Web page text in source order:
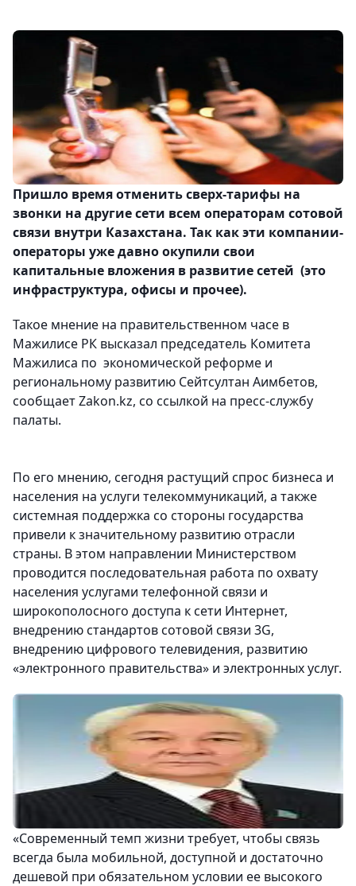
Пришло время отменить сверх-тарифы на
звонки на другие сети всем операторам сотовой
связи внутри Казахстана. Так как эти компании-
операторы уже давно окупили свои
капитальные вложения в развитие сетей (это
инфраструктура, офисы и прочее).
Такое мнение на правительственном часе в
Мажилисе РК высказал председатель Комитета
Мажилиса по экономической реформе и
региональному развитию Сейтсултан Аимбетов,
сообщает Zakon.kz, со ссылкой на пресс-службу
палаты.
По его мнению, сегодня растущий спрос бизнеса и
населения на услуги телекоммуникаций, а также
системная поддержка со стороны государства
привели к значительному развитию отрасли
страны. В этом направлении Министерством
проводится последовательная работа по охвату
населения услугами телефонной связи и
широкополосного доступа к сети Интернет,
внедрению стандартов сотовой связи 3G,
внедрению цифрового телевидения, развитию
«электронного правительства» и электронных услуг.
«Современный темп жизни требует, чтобы связь
всегда была мобильной, доступной и достаточно
дешевой при обязательном условии ее высокого